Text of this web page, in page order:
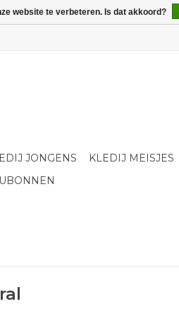
JONGENS KLEDIJ MEISJES
website te verbeteren. Is dat akkoord?